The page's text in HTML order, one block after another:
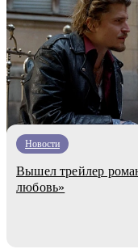
Новости
Вышел трейлер
любовь»